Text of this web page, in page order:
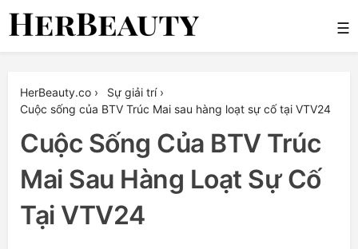
Skip
☰
HerBeauty.co › Sự giải trí›
Cuộc sống của BTV Trúc Mai sau hàng loạt sự cố tại VTV24
Cuộc Sống Của BTV Trúc
Mai Sau Hàng Loạt Sự Cố
Tại VTV24